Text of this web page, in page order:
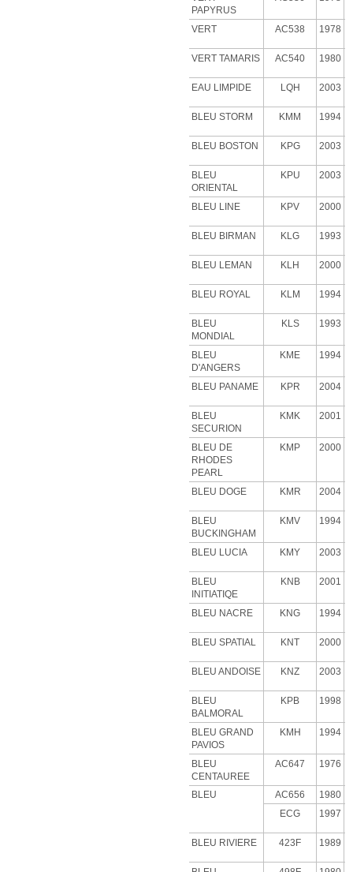
PAPYRUS
VERT AC538 1978
VERT TAMARIS AC540 1980
EAU LIMPIDE LQH 2003
BLEU STORM KMM 1994
BLEU BOSTON KPG 2003
BLEU
ORIENTAL
KPU 2003
BLEU LINE KPV 2000
BLEU BIRMAN KLG 1993
BLEU LEMAN KLH 2000
BLEU ROYAL KLM 1994
BLEU
MONDIAL
KLS 1993
BLEU
D'ANGERS
KME 1994
BLEU PANAME KPR 2004
BLEU
SECURION
KMK 2001
BLEU DE
RHODES
PEARL
KMP 2000
BLEU DOGE KMR 2004
BLEU
BUCKINGHAM
KMV 1994
BLEU LUCIA KMY 2003
BLEU
INITIATIQE
KNB 2001
BLEU NACRE KNG 1994
BLEU SPATIAL KNT 2000
BLEU ANDOISE KNZ 2003
BLEU
BALMORAL
KPB 1998
BLEU GRAND
PAVIOS
KMH 1994
BLEU
CENTAUREE
AC647 1976
BLEU AC656 1980
ECG
1997
BLEU RIVIERE 423F 1989